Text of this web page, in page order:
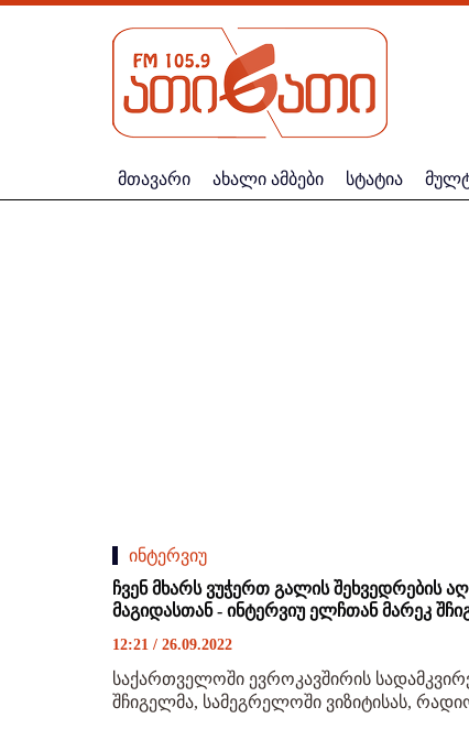
მთავარი ახალი ამბები სტატია
ინტერვიუ
ჩვენ მხარს ვუჭერთ გალის შეხვედრების
მაგიდასთან - ინტერვიუ ელჩთან მარეკ
12:21 / 26.09.2022
საქართველოში ევროკავშირის
შჩიგელმა, სამეგრელოში ვიზიტისას,